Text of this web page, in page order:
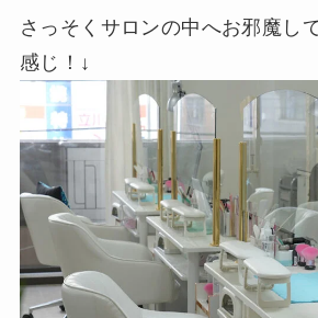
さっそくサロンの中へお邪魔し
感じ！↓